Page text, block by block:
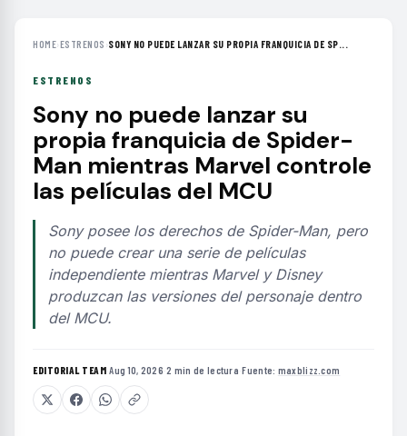
HOME›ESTRENOS ›SONY NO PUEDE LANZAR SU PROPIA FRANQUICIA DE SP...
ESTRENOS
Sony no puede lanzar su
propia franquicia de Spider-
Man mientras Marvel controle
las películas del MCU
Sony posee los derechos de Spider-Man, pero
no puede crear una serie de películas
independiente mientras Marvel y Disney
produzcan las versiones del personaje dentro
del MCU.
EDITORIAL TEAM·Aug 10, 2026·2 min de lectura·Fuente: maxblizz.com